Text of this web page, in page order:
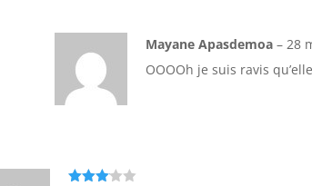
Mayane Apasdemoa– 28
OOOOh je suis ravis